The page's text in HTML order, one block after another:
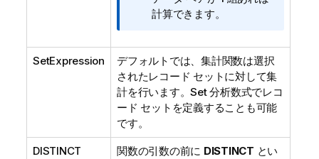
計算できます。
SetExpression
デフォルトでは、集計関数は選択
されたレコード セットに対して集
計を行います。Set 分析数式でレコ
ード セットを定義することも可能
です。
DISTINCT 関数の引数の前に DISTINCT とい